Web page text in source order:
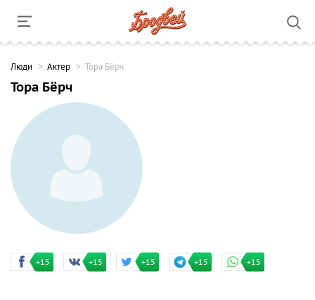
Люди Актер Тора Бёрч
Тора Бёрч
+15 +15 +15 +15 +15